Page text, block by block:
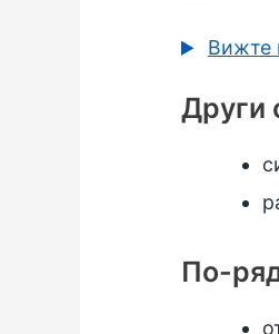
Вижте
Други
По-